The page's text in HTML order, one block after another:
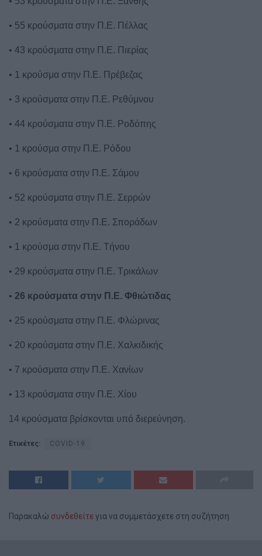
• 55 κρούσματα στην Π.Ε. Πέλλας
• 43 κρούσματα στην Π.Ε. Πιερίας
• 1 κρούσμα στην Π.Ε. Πρέβεζας
• 3 κρούσματα στην Π.Ε. Ρεθύμνου
• 44 κρούσματα στην Π.Ε. Ροδόπης
• 1 κρούσμα στην Π.Ε. Ρόδου
• 6 κρούσματα στην Π.Ε. Σάμου
• 52 κρούσματα στην Π.Ε. Σερρών
• 2 κρούσματα στην Π.Ε. Σποράδων
• 1 κρούσμα στην Π.Ε. Τήνου
• 29 κρούσματα στην Π.Ε. Τρικάλων
• 26 κρούσματα στην Π.Ε. Φθιώτιδας
• 25 κρούσματα στην Π.Ε. Φλώρινας
• 20 κρούσματα στην Π.Ε. Χαλκιδικής
• 7 κρούσματα στην Π.Ε. Χανίων
• 13 κρούσματα στην Π.Ε. Χίου
14 κρούσματα βρίσκονται υπό διερεύνηση.
Ετικέτες: COVID-19
Παρακαλώ συνδεθείτεγια να συμμετάσχετε στη συζήτηση